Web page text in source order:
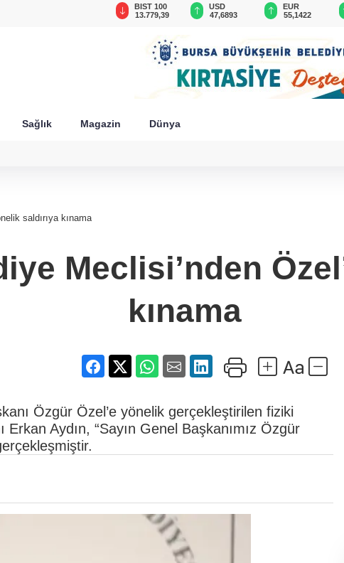
BIST 100
13.779,39
USD
47,6893
EUR
55,1422
Sağlık Magazin Dünya
saldırıya kınama
Meclisi’nden
kınama
Özgür Özel’e yönelik gerçekleştirilen fiziki
Erkan Aydın, “Sayın Genel Başkanımız Özgür